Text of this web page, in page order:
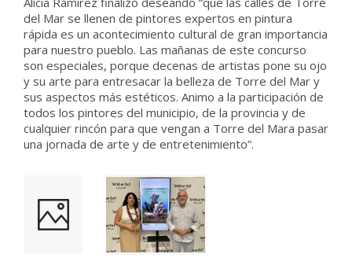
del Mar se llenen de pintores expertos en pintura
rápida es un acontecimiento cultural de gran importancia
para nuestro pueblo. Las mañanas de este concurso
son especiales, porque decenas de artistas pone su ojo
y su arte para entresacar la belleza de Torre del Mar y
sus aspectos más estéticos. Animo a la participación de
todos los pintores del municipio, de la provincia y de
cualquier rincón para que vengan a Torre del Mara pasar
una jornada de arte y de entretenimiento”.